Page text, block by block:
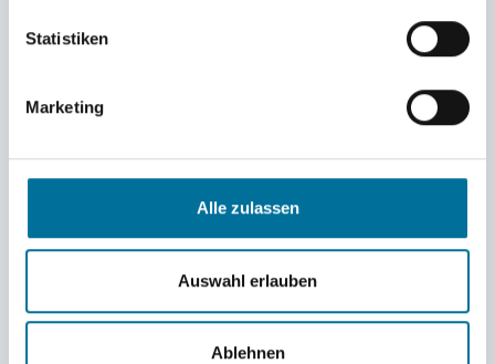
Statistiken
Marketing
Alle zulassen
Auswahl erlauben
Ablehnen
Play